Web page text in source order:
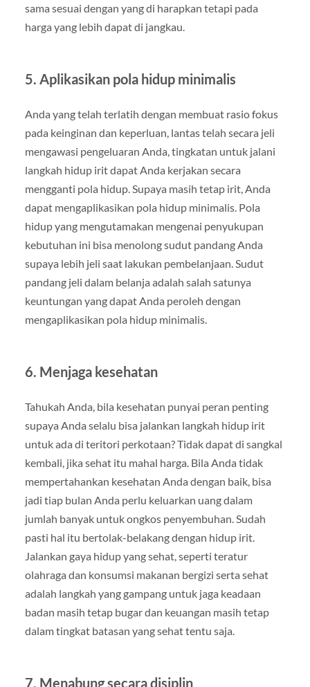
sama sesuai dengan yang di harapkan tetapi pada
harga yang lebih dapat di jangkau.
5. Aplikasikan pola hidup minimalis
Anda yang telah terlatih dengan membuat rasio fokus
pada keinginan dan keperluan, lantas telah secara jeli
mengawasi pengeluaran Anda, tingkatan untuk jalani
langkah hidup irit dapat Anda kerjakan secara
mengganti pola hidup. Supaya masih tetap irit, Anda
dapat mengaplikasikan pola hidup minimalis. Pola
hidup yang mengutamakan mengenai penyukupan
kebutuhan ini bisa menolong sudut pandang Anda
supaya lebih jeli saat lakukan pembelanjaan. Sudut
pandang jeli dalam belanja adalah salah satunya
keuntungan yang dapat Anda peroleh dengan
mengaplikasikan pola hidup minimalis.
6. Menjaga kesehatan
Tahukah Anda, bila kesehatan punyai peran penting
supaya Anda selalu bisa jalankan langkah hidup irit
untuk ada di teritori perkotaan? Tidak dapat di sangkal
kembali, jika sehat itu mahal harga. Bila Anda tidak
mempertahankan kesehatan Anda dengan baik, bisa
jadi tiap bulan Anda perlu keluarkan uang dalam
jumlah banyak untuk ongkos penyembuhan. Sudah
pasti hal itu bertolak-belakang dengan hidup irit.
Jalankan gaya hidup yang sehat, seperti teratur
olahraga dan konsumsi makanan bergizi serta sehat
adalah langkah yang gampang untuk jaga keadaan
badan masih tetap bugar dan keuangan masih tetap
dalam tingkat batasan yang sehat tentu saja.
7. Menabung secara disiplin